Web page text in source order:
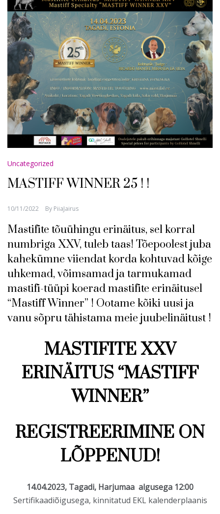
Uncategorized
MASTIFF WINNER 25 ! !
10/11/2022 By PiiaJairus
Mastifite tõuühingu erinäitus, sel korral
numbriga XXV, tuleb taas! Tõepoolest juba
kahekümne viiendat korda kohtuvad kõige
uhkemad, võimsamad ja tarmukamad
mastifi-tüüpi koerad mastifite erinäitusel
“Mastiff Winner” ! Ootame kõiki uusi ja
vanu sõpru tähistama meie juubelinäitust !
MASTIFITE XXV
ERINÄITUS “MASTIFF
WINNER”
REGISTREERIMINE ON
LÕPPENUD!
14.04.2023, Tagadi, Harjumaa algusega 12:00
Sertifikaadiõigusega, kinnitatud EKL kalenderplaanis